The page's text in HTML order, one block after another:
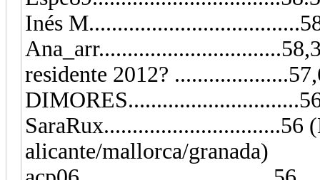
Inés
residente 2012?
SaraRux...............................56
alicante/mallorca/granada)